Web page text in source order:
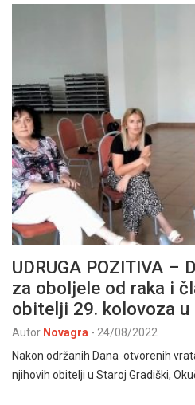
UDRUGA POZITIVA –
za oboljele od raka i
obitelji 29. kolovoza u
Autor Novagra - 24/08/2022
Nakon održanih Dana otvorenih
njihovih obitelji u Staroj Gradiški,